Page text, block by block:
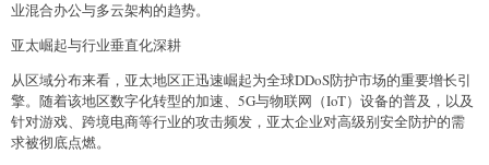
业混合办公与多云架构的趋势。
亚太崛起与行业垂直化深耕
从区域分布来看，亚太地区正迅速崛起为全球DDoS防护市场的重要增长引
擎。随着该地区数字化转型的加速、5G与物联网（IoT）设备的普及，以及
针对游戏、跨境电商等行业的攻击频发，亚太企业对高级别安全防护的需
求被彻底点燃。